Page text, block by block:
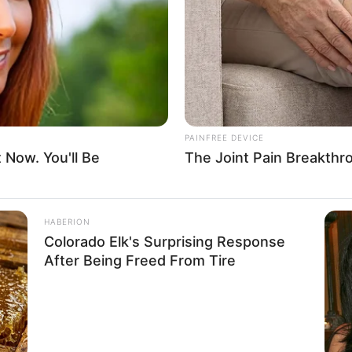
mães passo a passo
Presente para o Dia das Mães
You'll Be
PAINFREE DEVICE
The Joint Pain
HABERION
Colorado Elk's Surprising Response
After Being Freed From Tire